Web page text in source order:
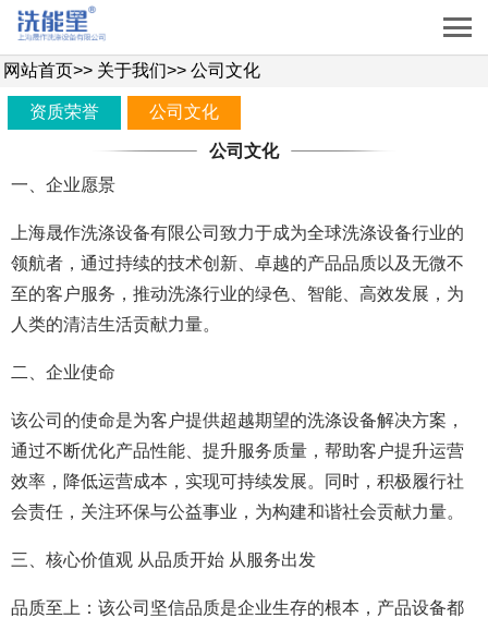
网站首页>> 关于我们>> 公司文化
资质荣誉 公司文化
公司文化
一、企业愿景
上海晟作洗涤设备有限公司致力于成为全球洗涤设备行业的
领航者，通过持续的技术创新、卓越的产品品质以及无微不
至的客户服务，推动洗涤行业的绿色、智能、高效发展，为
人类的清洁生活贡献力量。
二、企业使命
该公司的使命是为客户提供超越期望的洗涤设备解决方案，
通过不断优化产品性能、提升服务质量，帮助客户提升运营
效率，降低运营成本，实现可持续发展。同时，积极履行社
会责任，关注环保与公益事业，为构建和谐社会贡献力量。
三、核心价值观 从品质开始 从服务出发
品质至上：该公司坚信品质是企业生存的根本，产品设备都